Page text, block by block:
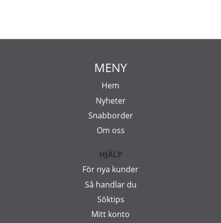
MENY
Hem
Nyheter
Snabborder
Om oss
HJÄLP
För nya kunder
Så handlar du
Söktips
Mitt konto